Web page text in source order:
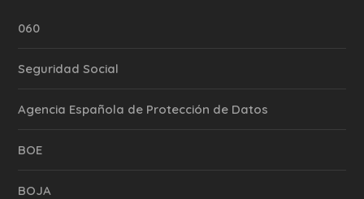
060
Seguridad Social
Agencia Española de Protección de Datos
BOE
BOJA